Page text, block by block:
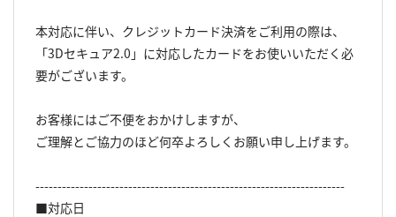
本対応に伴い、クレジットカード決済をご利用の際は、
「3Dセキュア2.0」に対応したカードをお使いいただく必
要がございます。
お客様にはご不便をおかけしますが、
ご理解とご協力のほど何卒よろしくお願い申し上げます。
----------------------------------------------------------------------
■対応日